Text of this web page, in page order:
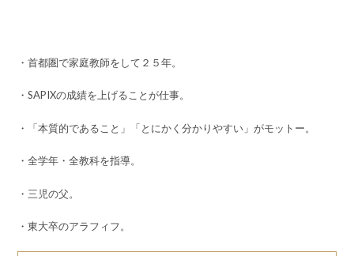
・首都圏で家庭教師をして２５年。
・SAPIXの成績を上げることが仕事。
・「本質的であること」「とにかく分かりやすい」がモットー。
・全学年・全教科を指導。
・三児の父。
・東大卒のアラフィフ。